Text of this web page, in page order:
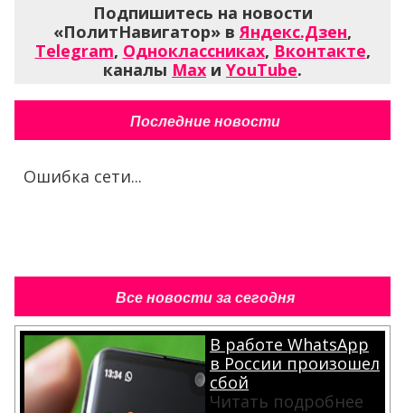
Подпишитесь на новости
«ПолитНавигатор» вЯндекс.Дзен,
Telegram, Одноклассниках, Вконтакте,
каналы Max и YouTube.
Последние новости
Ошибка сети...
Все новости за сегодня
В работе WhatsApp
в России произошел
сбой
Читать подробнее